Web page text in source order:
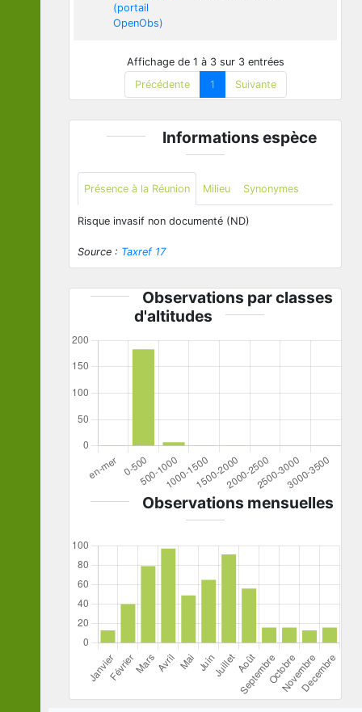
(portail
OpenObs)
Affichage de 1 à 3 sur 3 entrées
Précédente
1 Suivante
Informations espèce
Présence à la Réunion Milieu Synonymes
Risque invasif non documenté (ND)
Source : Taxref 17
Observations par classes
d'altitudes
Observations mensuelles